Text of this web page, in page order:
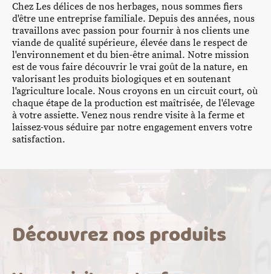
Chez Les délices de nos herbages, nous sommes fiers
d'être une entreprise familiale. Depuis des années, nous
travaillons avec passion pour fournir à nos clients une
viande de qualité supérieure, élevée dans le respect de
l'environnement et du bien-être animal. Notre mission
est de vous faire découvrir le vrai goût de la nature, en
valorisant les produits biologiques et en soutenant
l'agriculture locale. Nous croyons en un circuit court, où
chaque étape de la production est maîtrisée, de l'élevage
à votre assiette. Venez nous rendre visite à la ferme et
laissez-vous séduire par notre engagement envers votre
satisfaction.
Découvrez nos produits